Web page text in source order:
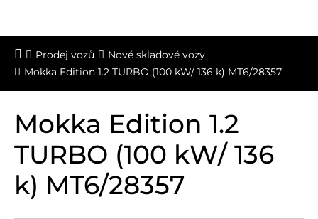
Prodej vozů
Nové skladové vozy
Mokka Edition 1.2 TURBO (100 kW/ 136 k) MT6/28357
Mokka Edition 1.2
TURBO (100 kW/ 136
k) MT6/28357